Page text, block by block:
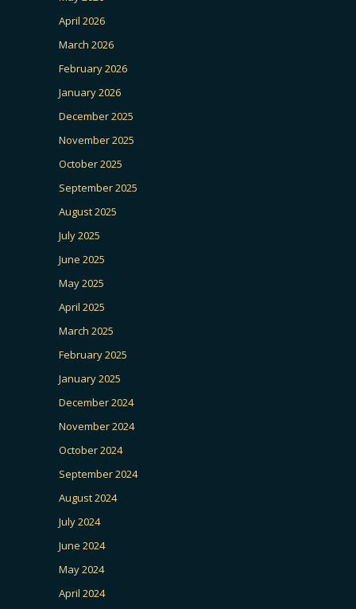
April 2026
March 2026
February 2026
January 2026
December 2025
November 2025
October 2025
September 2025
August 2025
July 2025
June 2025
May 2025
April 2025
March 2025
February 2025
January 2025
December 2024
November 2024
October 2024
September 2024
August 2024
July 2024
June 2024
May 2024
April 2024